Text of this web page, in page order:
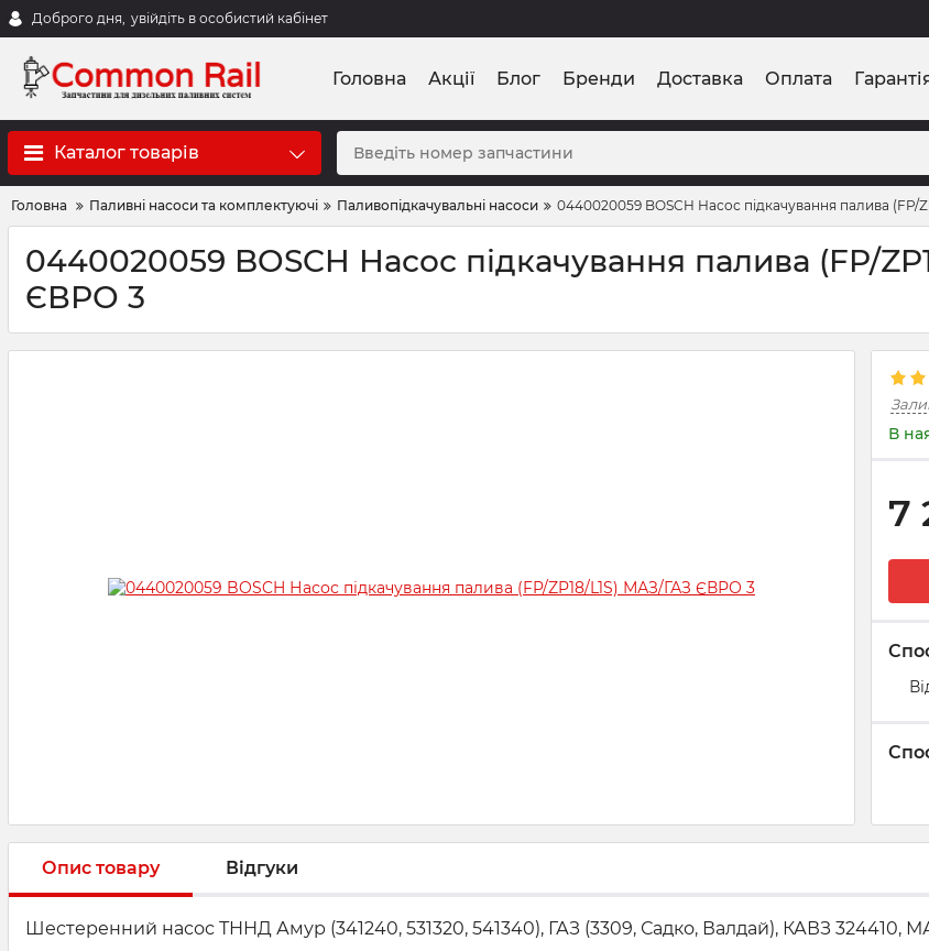
Доброго дня, увійдіть в особистий кабінет
Головна Акції Блог Бренди Доставка Оплата
Каталог товарів
Головна Паливні насоси та комплектуючі Паливопідкачувальні насоси 0440020059 BOSCH Насос підкачування палива
0440020059 BOSCH Насос підкачування палива (FP/
ЄВРО 3
В
7
Опис товару Відгуки
Шестеренний насос ТННД Амур (341240, 531320, 541340), ГАЗ (3309, Садко, Валдай), КАВЗ 324410,